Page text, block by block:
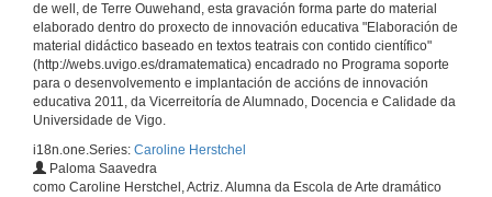
de well, de Terre Ouwehand, esta gravación forma parte do material
elaborado dentro do proxecto de innovación educativa "Elaboración de
material didáctico baseado en textos teatrais con contido científico"
(http://webs.uvigo.es/dramatematica) encadrado no Programa soporte
para o desenvolvemento e implantación de accións de innovación
educativa 2011, da Vicerreitoría de Alumnado, Docencia e Calidade da
Universidade de Vigo.
i18n.one.Series: Caroline Herstchel
Paloma Saavedra
como Caroline Herstchel, Actriz. Alumna da Escola de Arte dramático